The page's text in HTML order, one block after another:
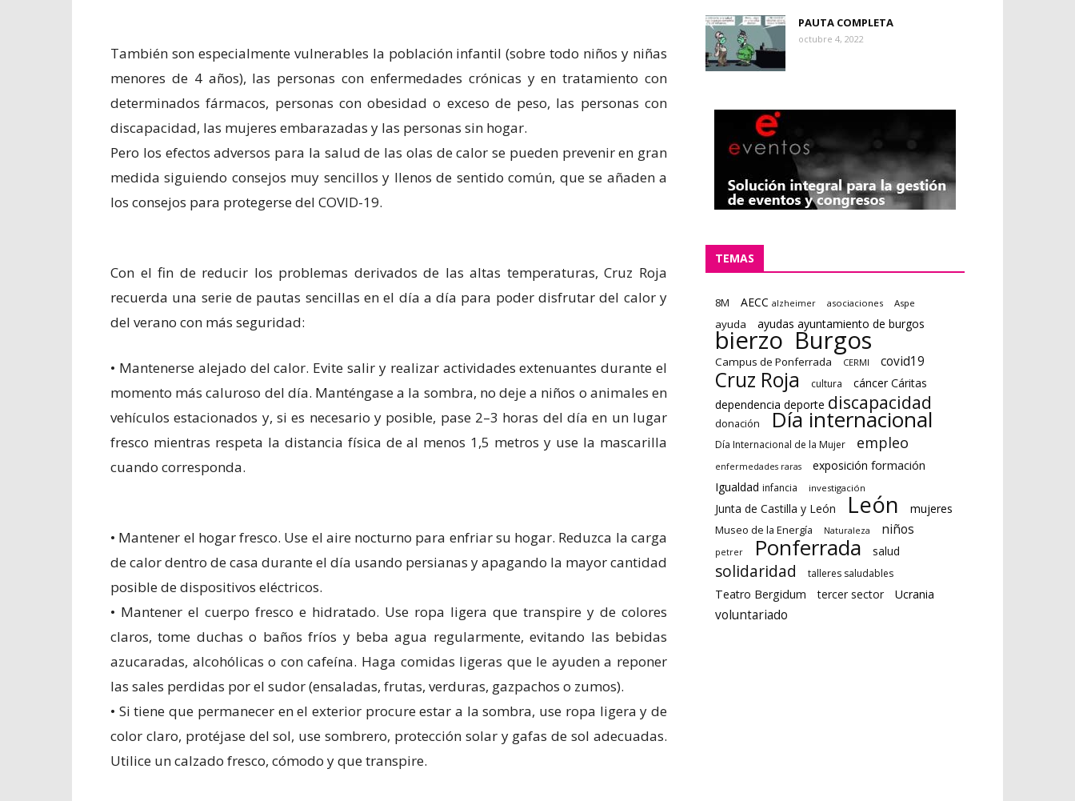
También son especialmente vulnerables la población infantil (sobre todo niños y niñas
menores de 4 años), las personas con enfermedades crónicas y en tratamiento con
determinados fármacos, personas con obesidad o exceso de peso, las personas con
discapacidad, las mujeres embarazadas y las personas sin hogar.
Pero los efectos adversos para la salud de las olas de calor se pueden prevenir en gran
medida siguiendo consejos muy sencillos y llenos de sentido común, que se añaden a
los consejos para protegerse del COVID-19.
Con el fin de reducir los problemas derivados de las altas temperaturas, Cruz Roja
recuerda una serie de pautas sencillas en el día a día para poder disfrutar del calor y
del verano con más seguridad:
• Mantenerse alejado del calor. Evite salir y realizar actividades extenuantes durante el
momento más caluroso del día. Manténgase a la sombra, no deje a niños o animales en
vehículos estacionados y, si es necesario y posible, pase 2–3 horas del día en un lugar
fresco mientras respeta la distancia física de al menos 1,5 metros y use la mascarilla
cuando corresponda.
• Mantener el hogar fresco. Use el aire nocturno para enfriar su hogar. Reduzca la carga
de calor dentro de casa durante el día usando persianas y apagando la mayor cantidad
posible de dispositivos eléctricos.
• Mantener el cuerpo fresco e hidratado. Use ropa ligera que transpire y de colores
claros, tome duchas o baños fríos y beba agua regularmente, evitando las bebidas
azucaradas, alcohólicas o con cafeína. Haga comidas ligeras que le ayuden a reponer
las sales perdidas por el sudor (ensaladas, frutas, verduras, gazpachos o zumos).
• Si tiene que permanecer en el exterior procure estar a la sombra, use ropa ligera y de
color claro, protéjase del sol, use sombrero, protección solar y gafas de sol adecuadas.
Utilice un calzado fresco, cómodo y que transpire.
PAUTA COMPLETA
octubre 4, 2022
TEMAS
8M AECC alzheimer asociaciones Aspe
ayuda ayudas ayuntamiento de burgos
bierzo Burgos
Campus de Ponferrada CERMI covid19
Cruz Roja cultura cáncerCáritas
dependencia deporte discapacidad
donación Día internacional
Día Internacional de la Mujer empleo
enfermedades raras exposición formación
Igualdad infancia investigación
Junta de Castilla y León León mujeres
Museo de la Energía Naturaleza niños
petrer Ponferrada salud
solidaridad talleres saludables
Teatro Bergidum tercer sector Ucrania
voluntariado